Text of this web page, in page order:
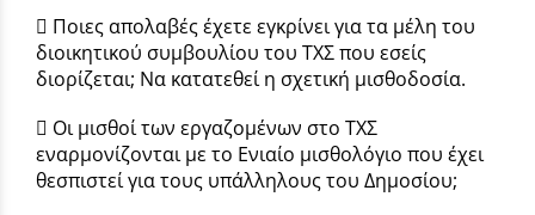
 Ποιες απολαβές έχετε εγκρίνει για τα μέλη του
διοικητικού συμβουλίου του ΤΧΣ που εσείς
διορίζεται; Να κατατεθεί η σχετική μισθοδοσία.
 Οι μισθοί των εργαζομένων στο ΤΧΣ
εναρμονίζονται με το Ενιαίο μισθολόγιο που έχει
θεσπιστεί για τους υπάλληλους του Δημοσίου;